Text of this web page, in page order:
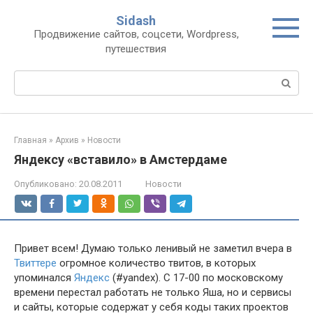
контенту
Sidash
Продвижение сайтов, соцсети, Wordpress,
путешествия
Главная » Архив » Новости
Яндексу «вставило» в Амстердаме
Опубликовано: 20.08.2011 Новости
Привет всем! Думаю только ленивый не заметил вчера в
Твиттере огромное количество твитов, в которых
упоминался Яндекс (#yandex). С 17-00 по московскому
времени перестал работать не только Яша, но и сервисы
и сайты, которые содержат у себя коды таких проектов